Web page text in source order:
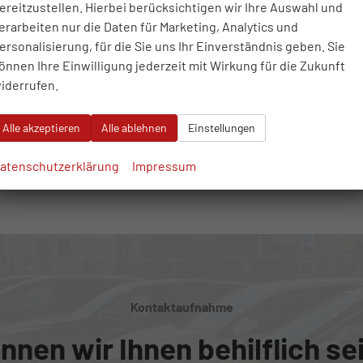
Sie noch Fragen haben, auch nach dem Verkauf stehen wir
sind wie folgt :
– Samstag
telefonischer Vereinbarung
Kontaktaufnahme
wir Ihnen behilflich
Hierbei berücksichtigen wir Ihre Auswahl und
nur die Daten für Marketing, Analytics und
für die Sie uns Ihr Einverständnis geben. Sie
Ihre Einwilligung jederzeit mit Wirkung für die Zukunft
Alle akzeptieren Alle ablehnen Einstellungen
Impressum